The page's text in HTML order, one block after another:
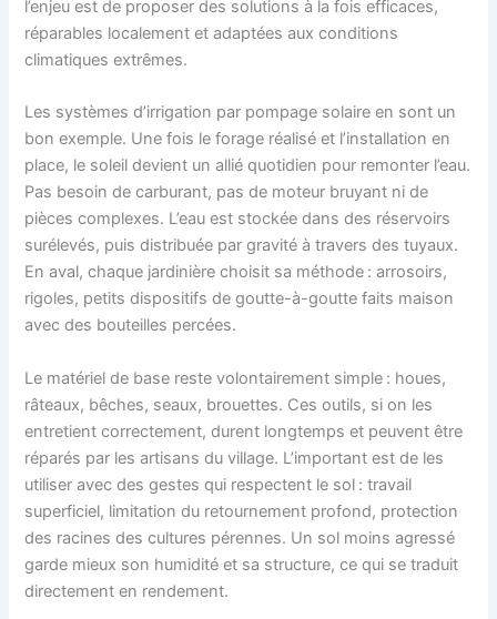
l’enjeu est de proposer des solutions à la fois efficaces,
réparables localement et adaptées aux conditions
climatiques extrêmes.
Les systèmes d’irrigation par pompage solaire en sont un
bon exemple. Une fois le forage réalisé et l’installation en
place, le soleil devient un allié quotidien pour remonter l’eau.
Pas besoin de carburant, pas de moteur bruyant ni de
pièces complexes. L’eau est stockée dans des réservoirs
surélevés, puis distribuée par gravité à travers des tuyaux.
En aval, chaque jardinière choisit sa méthode : arrosoirs,
rigoles, petits dispositifs de goutte-à-goutte faits maison
avec des bouteilles percées.
Le matériel de base reste volontairement simple : houes,
râteaux, bêches, seaux, brouettes. Ces outils, si on les
entretient correctement, durent longtemps et peuvent être
réparés par les artisans du village. L’important est de les
utiliser avec des gestes qui respectent le sol : travail
superficiel, limitation du retournement profond, protection
des racines des cultures pérennes. Un sol moins agressé
garde mieux son humidité et sa structure, ce qui se traduit
directement en rendement.